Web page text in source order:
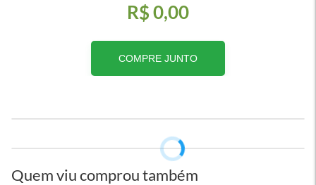
R$ 0,00
COMPRE JUNTO
Quem viu comprou também